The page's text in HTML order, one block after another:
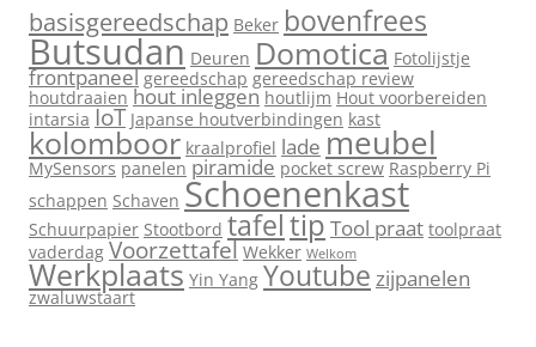
basisgereedschap Beker bovenfrees
Butsudan Deuren Domotica Fotolijstje
frontpaneel gereedschap gereedschap review
houtdraaien hout inleggen houtlijm Hout voorbereiden
intarsia IoT Japanse houtverbindingen kast
kolomboor kraalprofiel lade meubel
MySensors panelen piramide pocket screw Raspberry Pi
schappen Schaven Schoenenkast
Schuurpapier Stootbord tafeltipTool praat toolpraat
vaderdag Voorzettafel Wekker Welkom
Werkplaats Yin Yang Youtube zijpanelen
zwaluwstaart